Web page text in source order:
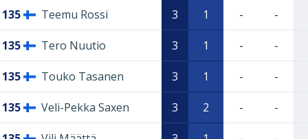
135 Teemu Rossi 3 1 - -
135 Tero Nuutio 3 1 - -
135 Touko Tasanen 3 1 - -
135 Veli-Pekka Saxen 3 2 - -